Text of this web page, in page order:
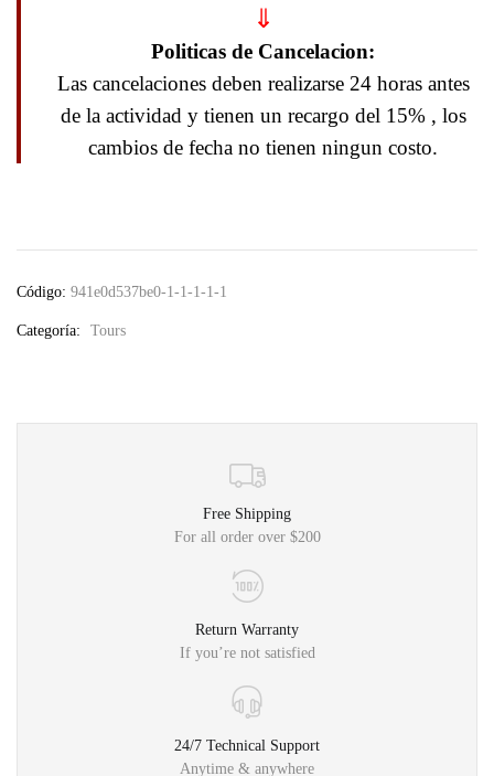
⇓
Politicas de Cancelacion:
Las cancelaciones deben realizarse 24 horas antes
de la actividad y tienen un recargo del 15% , los
cambios de fecha no tienen ningun costo.
Código: 941e0d537be0-1-1-1-1-1
Categoría: Tours
Free Shipping
For all order over $200
Return Warranty
If you’re not satisfied
24/7 Technical Support
Anytime & anywhere